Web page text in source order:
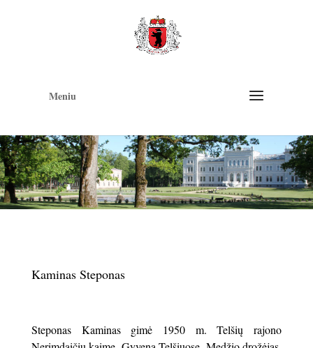
Meniu
Kaminas Steponas
Steponas Kaminas gimė 1950 m. Telšių rajono